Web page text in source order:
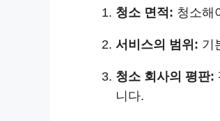
청소 면적: 청소해
서비스의 범위: 기
청소 회사의 평판:
니다.